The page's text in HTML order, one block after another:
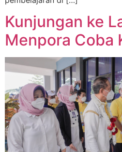
Kunjungan ke
Menpora Coba